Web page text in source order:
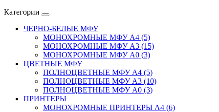
Категории
ЧЕРНО-БЕЛЫЕ МФУ
МОНОХРОМНЫЕ МФУ А4 (5)
МОНОХРОМНЫЕ МФУ А3 (15)
МОНОХРОМНЫЕ МФУ А0 (3)
ЦВЕТНЫЕ МФУ
ПОЛНОЦВЕТНЫЕ МФУ А4 (5)
ПОЛНОЦВЕТНЫЕ МФУ А3 (10)
ПОЛНОЦВЕТНЫЕ МФУ А0 (3)
ПРИНТЕРЫ
МОНОХРОМНЫЕ ПРИНТЕРЫ А4 (6)